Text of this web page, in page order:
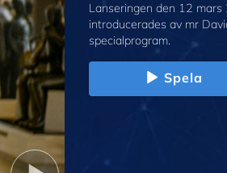
Lanseringen den 12
introducerades av mr
specialprogram.
Spela